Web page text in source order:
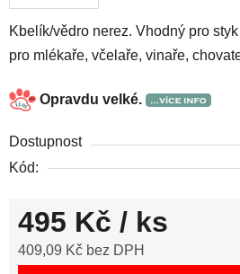
Kbelík/vědro nerez. Vhodný pro
pro mlékaře, včelaře, vinaře,
Opravdu velké.
Dostupnost
Kód:
495 Kč / ks
409,09 Kč bez DPH